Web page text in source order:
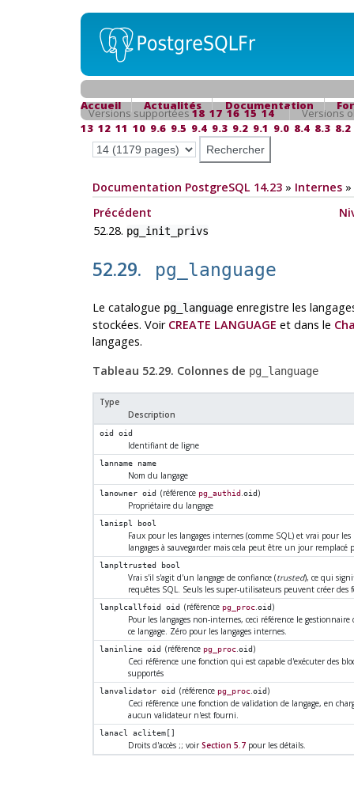
Accueil Actualités Documentation
Versions supportées18 17 16 15 14
Versions
13 12 11 10 9.6 9.5 9.4 9.3 9.2 9.1 9.0 8.4 8.3 8.2
Documentation PostgreSQL 14.23» Internes»
Précédent
52.28. pg_init_privs
52.29. pg_language
Le catalogue pg_languageenregistre les
stockées. Voir CREATE LANGUAGE et dans le
langages.
Tableau 52.29. Colonnes de pg_language
Type
Description
oid oid
Identifiant de ligne
lanname name
Nom du langage
lanowner oid (référence pg_authid.oid)
Propriétaire du langage
lanispl bool
Faux pour les langages internes (comme SQL) et vrai pour
langages à sauvegarder mais cela peut être un jour
lanpltrusted bool
Vrai s'il s'agit d'un langage de confiance (trusted), ce qui
requêtes SQL. Seuls les super-utilisateurs peuvent créer
lanplcallfoid oid (référence pg_proc.oid)
Pour les langages non-internes, ceci référence le
ce langage. Zéro pour les langages internes.
laninline oid (référence pg_proc.oid)
Ceci référence une fonction qui est capable d'exécuter des
supportés
lanvalidator oid (référence pg_proc.oid)
Ceci référence une fonction de validation de langage, en
aucun validateur n'est fourni.
lanacl aclitem[]
Droits d'accès ;; voirSection 5.7pour les détails.